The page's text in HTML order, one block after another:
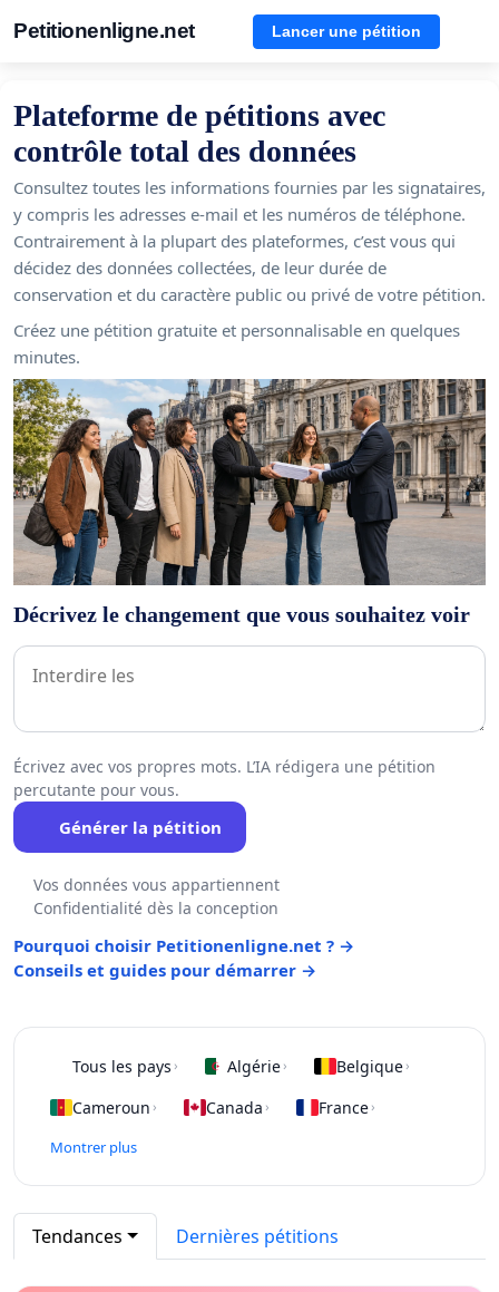
Petitionenligne.net Lancer une pétition
Plateforme de pétitions avec
contrôle total des données
Consultez toutes les informations fournies par les signataires,
y compris les adresses e-mail et les numéros de téléphone.
Contrairement à la plupart des plateformes, c’est vous qui
décidez des données collectées, de leur durée de
conservation et du caractère public ou privé de votre pétition.
Créez une pétition gratuite et personnalisable en quelques
minutes.
Décrivez le changement que vous souhaitez voir
Écrivez avec vos propres mots. L’IA rédigera une pétition
percutante pour vous.
Générer la pétition
Vos données vous appartiennent
Confidentialité dès la conception
Pourquoi choisir Petitionenligne.net ? →
Conseils et guides pour démarrer →
Tous les pays › Algérie› Belgique›
Cameroun › Canada › France›
Montrer plus
Tendances Dernières pétitions